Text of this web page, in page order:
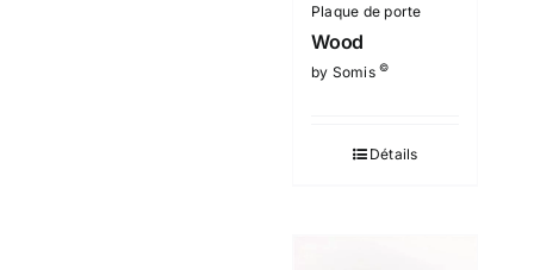
Plaque de porte
Wood
by Somis©
Détails